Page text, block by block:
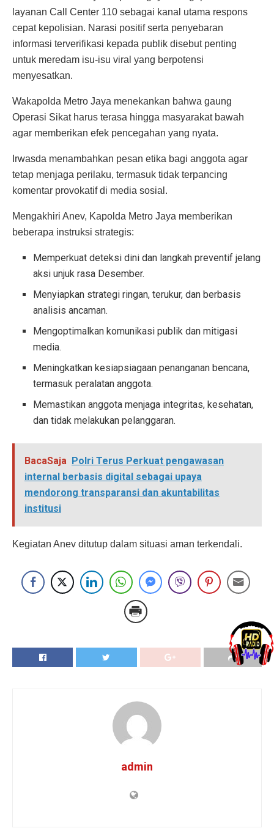
layanan Call Center 110 sebagai kanal utama respons
cepat kepolisian. Narasi positif serta penyebaran
informasi terverifikasi kepada publik disebut penting
untuk meredam isu-isu viral yang berpotensi
menyesatkan.
Wakapolda Metro Jaya menekankan bahwa gaung
Operasi Sikat harus terasa hingga masyarakat bawah
agar memberikan efek pencegahan yang nyata.
Irwasda menambahkan pesan etika bagi anggota agar
tetap menjaga perilaku, termasuk tidak terpancing
komentar provokatif di media sosial.
Mengakhiri Anev, Kapolda Metro Jaya memberikan
beberapa instruksi strategis:
Memperkuat deteksi dini dan langkah preventif jelang
aksi unjuk rasa Desember.
Menyiapkan strategi ringan, terukur, dan berbasis
analisis ancaman.
Mengoptimalkan komunikasi publik dan mitigasi
media.
Meningkatkan kesiapsiagaan penanganan bencana,
termasuk peralatan anggota.
Memastikan anggota menjaga integritas, kesehatan,
dan tidak melakukan pelanggaran.
BacaSaja Polri Terus Perkuat pengawasan
internal berbasis digital sebagai upaya
mendorong transparansi dan akuntabilitas
institusi
Kegiatan Anev ditutup dalam situasi aman terkendali.
admin